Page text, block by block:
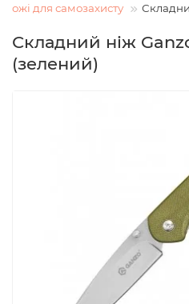
Ножі для самозахисту
Складний ніж
(зелений)